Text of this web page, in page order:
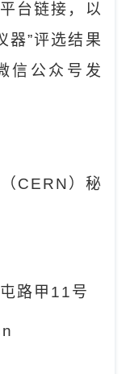
台链接，以
器”评选结果
信公众号发
CERN ）秘
路甲 11号